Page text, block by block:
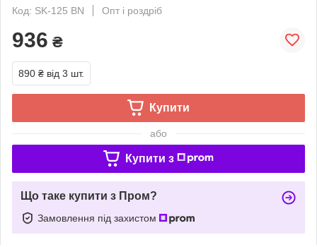
Код: SK-125 BN
Опт і роздріб
936 ₴
890 ₴ від 3 шт.
Купити
або
Купити з
Що таке купити з Пром?
Замовлення під захистом